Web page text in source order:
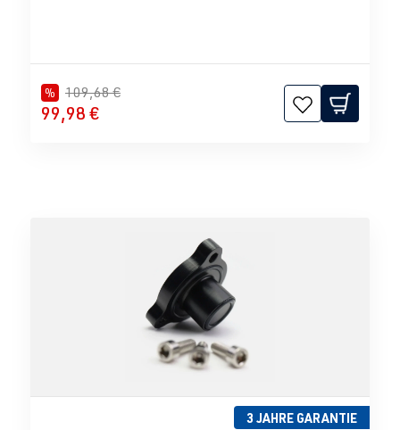
% 109,68 €
99,98 €
3 JAHRE GARANTIE